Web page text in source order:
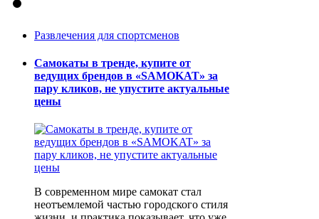
Развлечения для спортсменов
Самокаты в тренде, купите от
ведущих брендов в «SAMOKAT» за
пару кликов, не упустите актуальные
цены
В современном мире самокат стал
неотъемлемой частью городского стиля